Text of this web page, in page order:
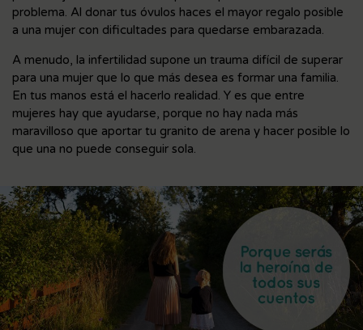
problema. Al donar tus óvulos haces el mayor regalo posible
a una mujer con dificultades para quedarse embarazada.
A menudo, la infertilidad supone un trauma difícil de superar
para una mujer que lo que más desea es formar una familia.
En tus manos está el hacerlo realidad. Y es que entre
mujeres hay que ayudarse, porque no hay nada más
maravilloso que aportar tu granito de arena y hacer posible lo
que una no puede conseguir sola.